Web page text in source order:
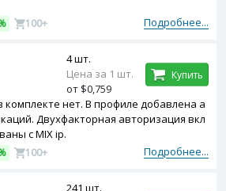
Подробнее...
100+
нет. В профиле добавлена а
Двухфакторная авторизация вкл
с MIX ip.
Подробнее...
100+
4 шт.
Цена за 1 шт.
от $0,759
Купить
241 шт.